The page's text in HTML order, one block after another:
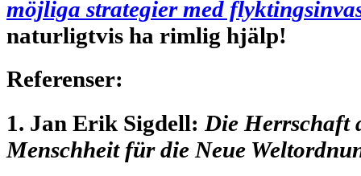
möjliga strategier med
naturligtvis ha rimlig hjälp!
Referenser:
1. Jan Erik Sigdell: Die Herrschaft
Menschheit für die Neue